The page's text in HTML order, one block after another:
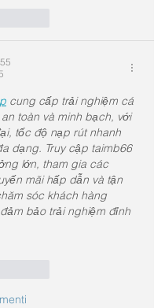
cung cấp trải nghiệm cá
toàn và minh bạch, với
tốc độ nạp rút nhanh
dạng. Truy cập taimb66
lớn, tham gia các
mãi hấp dẫn và tận
sóc khách hàng
bảo trải nghiệm đỉnh